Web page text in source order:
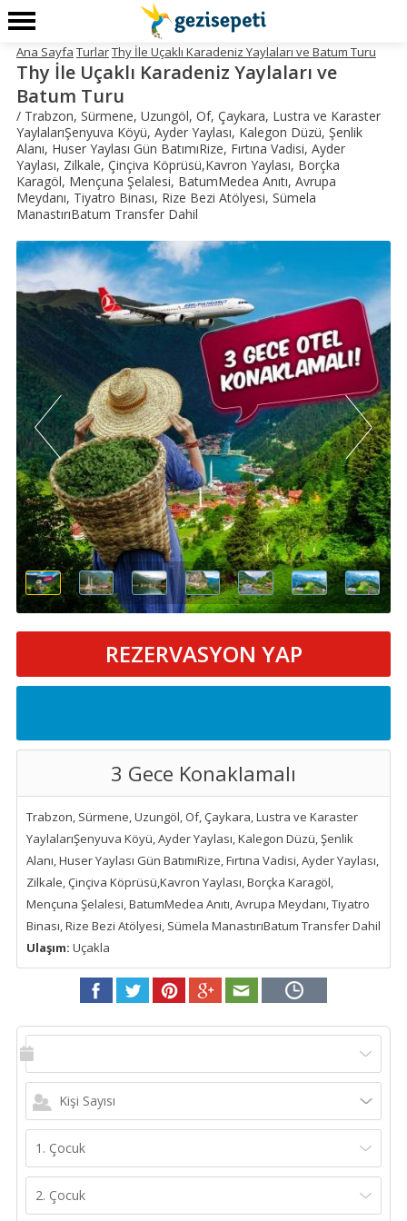
Ana Sayfa TurlarThy İle Uçaklı Karadeniz Yaylaları ve Batum Turu
Thy İle Uçaklı Karadeniz Yaylaları ve
Batum Turu
/ Trabzon, Sürmene, Uzungöl, Of, Çaykara, Lustra ve Karaster
YaylalarıŞenyuva Köyü, Ayder Yaylası, Kalegon Düzü, Şenlik
Alanı, Huser Yaylası Gün BatımıRize, Fırtına Vadisi, Ayder
Yaylası, Zilkale, Çinçiva Köprüsü,Kavron Yaylası, Borçka
Karagöl, Mençuna Şelalesi, BatumMedea Anıtı, Avrupa
Meydanı, Tiyatro Binası, Rize Bezi Atölyesi, Sümela
ManastırıBatum Transfer Dahil
REZERVASYON YAP
3 Gece Konaklamalı
Trabzon, Sürmene, Uzungöl, Of, Çaykara, Lustra ve Karaster
YaylalarıŞenyuva Köyü, Ayder Yaylası, Kalegon Düzü, Şenlik
Alanı, Huser Yaylası Gün BatımıRize, Fırtına Vadisi, Ayder Yaylası,
Zilkale, Çinçiva Köprüsü,Kavron Yaylası, Borçka Karagöl,
Mençuna Şelalesi, BatumMedea Anıtı, Avrupa Meydanı, Tiyatro
Binası, Rize Bezi Atölyesi, Sümela ManastırıBatum Transfer Dahil
Ulaşım: Uçakla
Kişi Sayısı
1. Çocuk
2. Çocuk